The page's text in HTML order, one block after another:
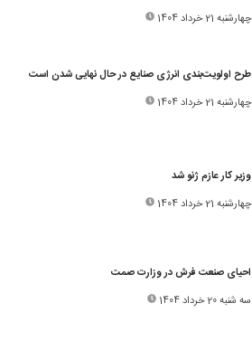
چهارشنبه 21 خرداد 1404
طرح اولویت‌بندی انرژی صنایع در حال نهایی شدن است
چهارشنبه 21 خرداد 1404
وزیر کار عازم ژنو شد
چهارشنبه 21 خرداد 1404
احیای صنعت فرش در وزارت صمت
سه شنبه 20 خرداد 1404